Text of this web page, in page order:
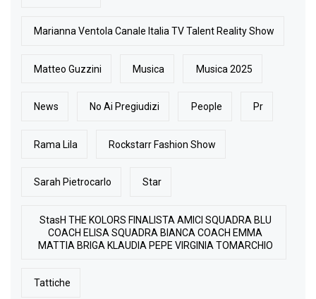
Marianna Ventola Canale Italia TV Talent Reality Show
Matteo Guzzini Musica Musica 2025
News No Ai Pregiudizi People Pr
Rama Lila Rockstarr Fashion Show
Sarah Pietrocarlo Star
StasH THE KOLORS FINALISTA AMICI SQUADRA BLU
COACH ELISA SQUADRA BIANCA COACH EMMA
MATTIA BRIGA KLAUDIA PEPE VIRGINIA TOMARCHIO
Tattiche